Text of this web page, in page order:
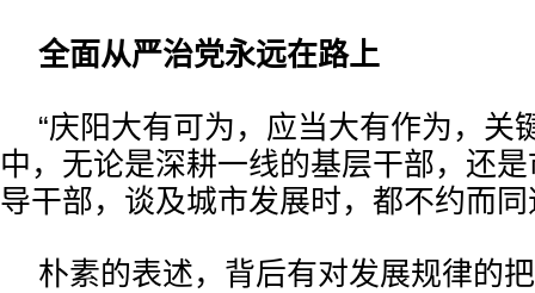
全面从严治党永远在路上
“庆阳大有可为，应当大有作为，关
中，无论是深耕一线的基层干部，还
导干部，谈及城市发展时，都不约而
朴素的表述，背后有对发展规律的